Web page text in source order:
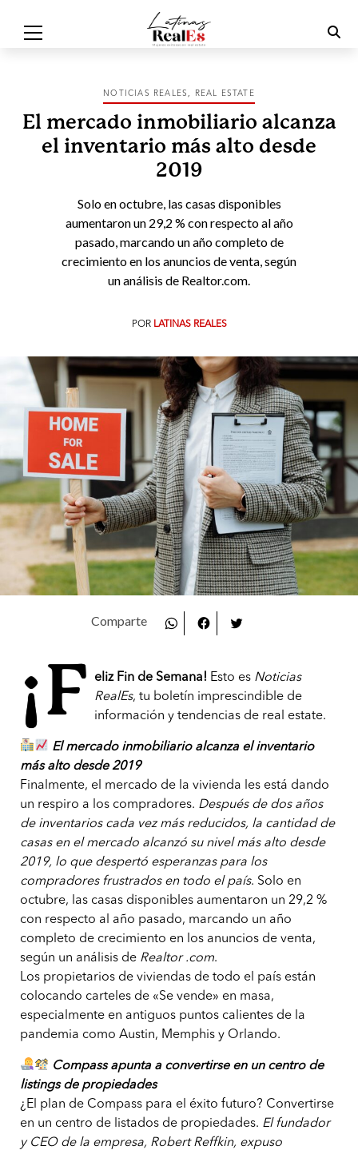
NOTICIAS REALES , REAL ESTATE
El mercado inmobiliario alcanza
el inventario más alto desde
2019
Solo en octubre, las casas disponibles
aumentaron un 29,2 % con respecto al año
pasado, marcando un año completo de
crecimiento en los anuncios de venta, según
un análisis de Realtor.com.
POR LATINAS REALES
¡F eliz Fin de Semana! Esto es Noticias
RealEs, tu boletín imprescindible de
información y tendencias de real estate.
El mercado inmobiliario alcanza el inventario
más alto desde 2019
Finalmente, el mercado de la vivienda les está dando
un respiro a los compradores. Después de dos años
de inventarios cada vez más reducidos, la cantidad de
casas en el mercado alcanzó su nivel más alto desde
2019, lo que despertó esperanzas para los
compradores frustrados en todo el país. Solo en
octubre, las casas disponibles aumentaron un 29,2 %
con respecto al año pasado, marcando un año
completo de crecimiento en los anuncios de venta,
según un análisis de Realtor .com.
Los propietarios de viviendas de todo el país están
colocando carteles de «Se vende» en masa,
especialmente en antiguos puntos calientes de la
pandemia como Austin, Memphis y Orlando.
Compass apunta a convertirse en un centro de
listings de propiedades
¿El plan de Compass para el éxito futuro? Convertirse
en un centro de listados de propiedades. El fundador
y CEO de la empresa, Robert Reffkin, expuso